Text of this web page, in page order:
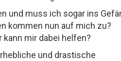
und muss ich sogar ins
kommen nun auf mich zu?
mir dabei helfen?
und drastische